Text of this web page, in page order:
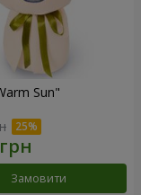
Sun"
Замовити